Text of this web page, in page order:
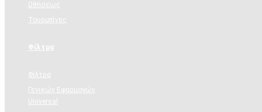
Ωθήσεως
Τουρμπίνες
Φίλτρα
Φίλτρα
Γενικών Εφαρμογών
Universal